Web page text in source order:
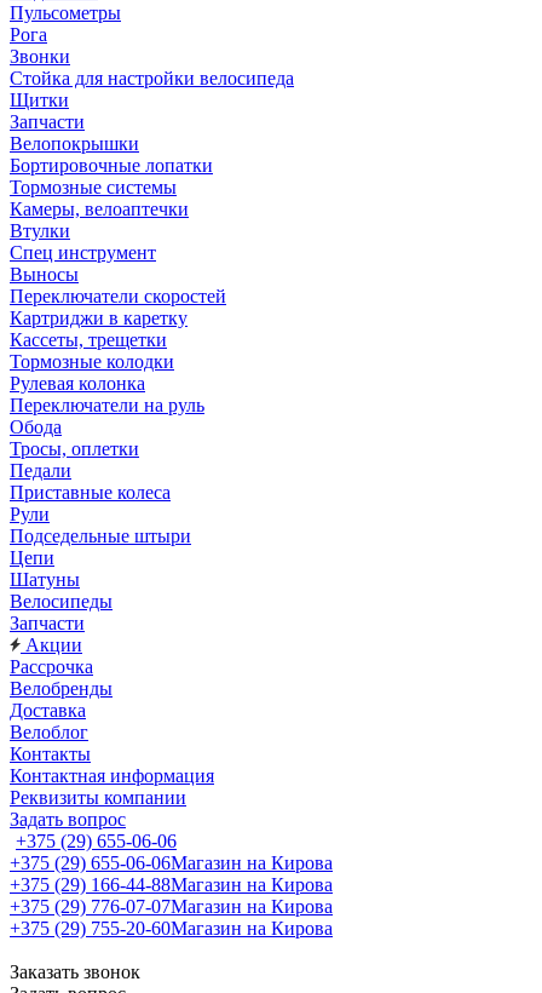
Пульсометры
Рога
Звонки
Стойка для настройки велосипеда
Щитки
Запчасти
Велопокрышки
Бортировочные лопатки
Тормозные системы
Камеры, велоаптечки
Втулки
Спец инструмент
Выносы
Переключатели скоростей
Картриджи в каретку
Кассеты, трещетки
Тормозные колодки
Рулевая колонка
Переключатели на руль
Обода
Тросы, оплетки
Педали
Приставные колеса
Рули
Подседельные штыри
Цепи
Шатуны
Велосипеды
Запчасти
Акции
Рассрочка
Велобренды
Доставка
Велоблог
Контакты
Контактная информация
Реквизиты компании
Задать вопрос
+375 (29) 655-06-06
+375 (29) 655-06-06Магазин на Кирова
+375 (29) 166-44-88Магазин на Кирова
+375 (29) 776-07-07Магазин на Кирова
+375 (29) 755-20-60Магазин на Кирова
Заказать звонок